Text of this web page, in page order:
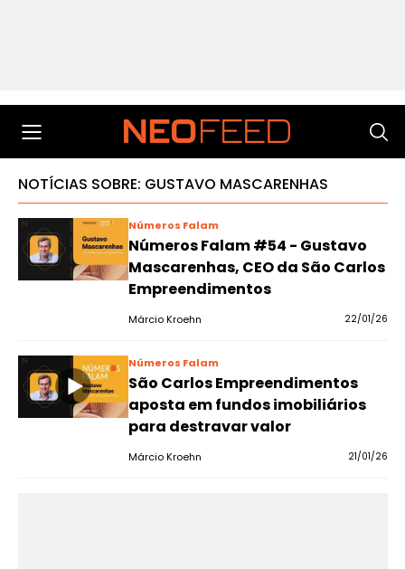
NOTÍCIAS SOBRE: GUSTAVO MASCARENHAS
Números Falam
Números Falam #54 - Gustavo
Mascarenhas, CEO da São Carlos
Empreendimentos
Márcio Kroehn 22/01/26
Números Falam
São Carlos Empreendimentos
aposta em fundos imobiliários
para destravar valor
Márcio Kroehn 21/01/26